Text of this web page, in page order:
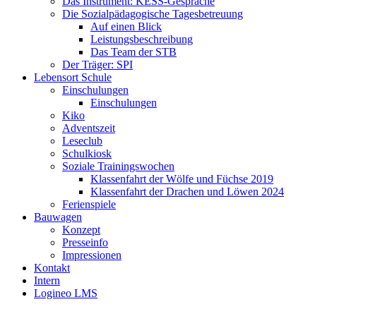
Die Sozialpädagogische Tagesbetreuung
Auf einen Blick
Leistungsbeschreibung
Das Team der STB
Der Träger: SPI
Lebensort Schule
Einschulungen
Einschulungen
Kiko
Adventszeit
Leseclub
Schulkiosk
Soziale Trainingswochen
Klassenfahrt der Wölfe und Füchse 2019
Klassenfahrt der Drachen und Löwen 2024
Ferienspiele
Bauwagen
Konzept
Presseinfo
Impressionen
Kontakt
Intern
Logineo LMS